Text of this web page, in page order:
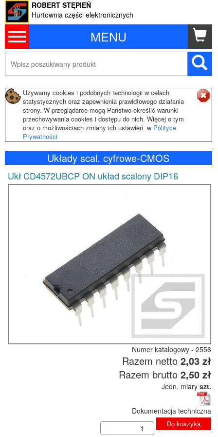
MENU
ROBERT STĘPIEŃ
Hurtownia części elektronicznych
Używamy cookies i podobnych technologii w celach
statystycznych oraz zapewnienia prawidłowego działania
strony. W przeglądarce mogą Państwo określić warunki
przechowywania cookies i dostępu do nich. Więcej o tym
oraz o możliwościach zmiany ich ustawień w Polityce
Prywatności
Układy scal. cyfrowe-CMOS
Ukł CD4572UBCP ON układ scalony DIP16
Numer katalogowy - 2556
Razem netto 2,03 zł
Razem brutto 2,50 zł
Jedn. miary szt.
Dokumentacja techniczna
Do koszyka